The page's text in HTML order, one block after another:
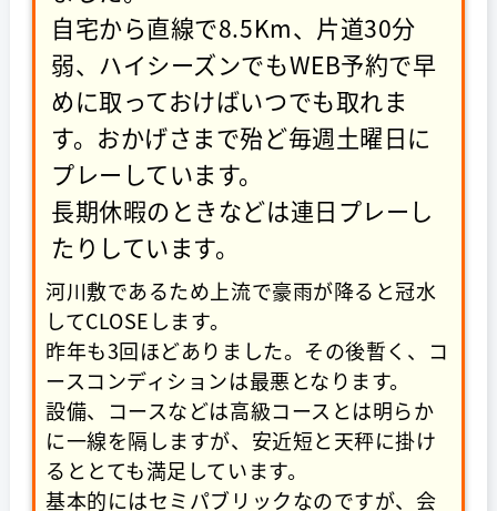
自宅から直線で8.5Km、片道30分
弱、ハイシーズンでもWEB予約で早
めに取っておけばいつでも取れま
す。おかげさまで殆ど毎週土曜日に
プレーしています。
長期休暇のときなどは連日プレーし
たりしています。
河川敷であるため上流で豪雨が降ると冠水
してCLOSEします。
昨年も3回ほどありました。その後暫く、コ
ースコンディションは最悪となります。
設備、コースなどは高級コースとは明らか
に一線を隔しますが、安近短と天秤に掛け
るととても満足しています。
基本的にはセミパブリックなのですが、会